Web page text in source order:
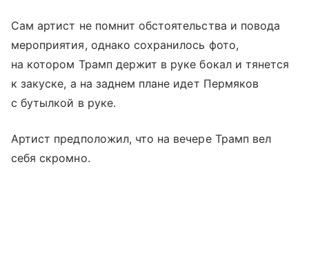
Сам артист не помнит обстоятельства и повода
мероприятия, однако сохранилось фото,
на котором Трамп держит в руке бокал и тянется
к закуске, а на заднем плане идет Пермяков
с бутылкой в руке.
Артист предположил, что на вечере Трамп вел
себя скромно.